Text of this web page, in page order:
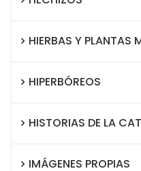
HIERBAS Y PLANTAS
HIPERBÓREOS
HISTORIAS DE LA
IMÁGENES PROPIAS